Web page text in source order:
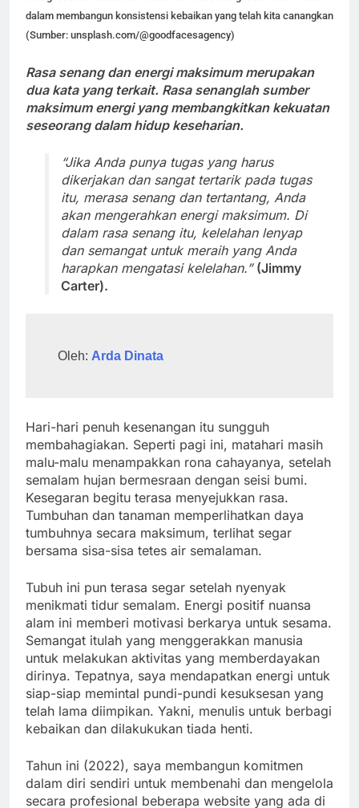
dalam membangun konsistensi kebaikan yang telah kita canangkan
(Sumber: unsplash.com/@goodfacesagency)
Rasa senang dan energi maksimum merupakan
dua kata yang terkait. Rasa senanglah sumber
maksimum energi yang membangkitkan kekuatan
seseorang dalam hidup keseharian.
“Jika Anda punya tugas yang harus
dikerjakan dan sangat tertarik pada tugas
itu, merasa senang dan tertantang, Anda
akan mengerahkan energi maksimum. Di
dalam rasa senang itu, kelelahan lenyap
dan semangat untuk meraih yang Anda
harapkan mengatasi kelelahan.” (Jimmy
Carter).
Oleh: Arda Dinata
Hari-hari penuh kesenangan itu sungguh
membahagiakan. Seperti pagi ini, matahari masih
malu-malu menampakkan rona cahayanya, setelah
semalam hujan bermesraan dengan seisi bumi.
Kesegaran begitu terasa menyejukkan rasa.
Tumbuhan dan tanaman memperlihatkan daya
tumbuhnya secara maksimum, terlihat segar
bersama sisa-sisa tetes air semalaman.
Tubuh ini pun terasa segar setelah nyenyak
menikmati tidur semalam. Energi positif nuansa
alam ini memberi motivasi berkarya untuk sesama.
Semangat itulah yang menggerakkan manusia
untuk melakukan aktivitas yang memberdayakan
dirinya. Tepatnya, saya mendapatkan energi untuk
siap-siap memintal pundi-pundi kesuksesan yang
telah lama diimpikan. Yakni, menulis untuk berbagi
kebaikan dan dilakukukan tiada henti.
Tahun ini (2022), saya membangun komitmen
dalam diri sendiri untuk membenahi dan mengelola
secara profesional beberapa website yang ada di